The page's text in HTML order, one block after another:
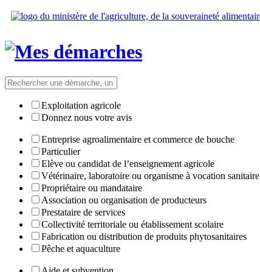
Exploitation agricole
Donnez nous votre avis
Entreprise agroalimentaire et commerce de bouche
Particulier
Elève ou candidat de l’enseignement agricole
Vétérinaire, laboratoire ou organisme à vocation sanitaire
Propriétaire ou mandataire
Association ou organisation de producteurs
Prestataire de services
Collectivité territoriale ou établissement scolaire
Fabrication ou distribution de produits phytosanitaires
Pêche et aquaculture